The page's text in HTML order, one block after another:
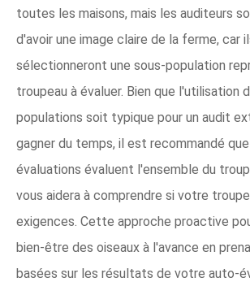
toutes les maisons, mais les auditeurs
d'avoir une image claire de la ferme, car
sélectionneront une sous-population
troupeau à évaluer. Bien que l'utilisation
populations soit typique pour un audit
gagner du temps, il est recommandé
évaluations évaluent l'ensemble du
vous aidera à comprendre si votre
exigences. Cette approche proactive
bien-être des oiseaux à l'avance en
basées sur les résultats de votre auto-